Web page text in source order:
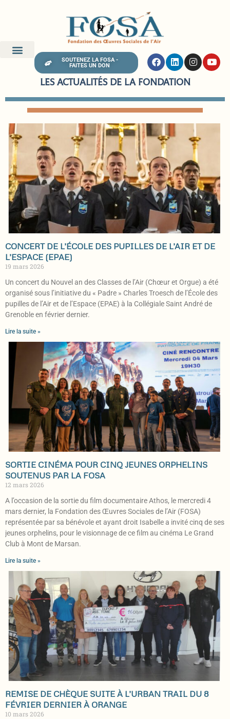
SOUTENEZ LA FOSA -
FAITES UN DON
LES ACTUALITÉS DE LA FONDATION
CONCERT DE L’ÉCOLE DES PUPILLES DE L’AIR ET DE
L’ESPACE (EPAE)
19 mars 2026
Un concert du Nouvel an des Classes de l’Air (Chœur et Orgue) a été
organisé sous l’initiative du « Padre » Charles Troesch de l’École des
pupilles de l’Air et de l’Espace (EPAE) à la Collégiale Saint André de
Grenoble en février dernier.
Lire la suite »
SORTIE CINÉMA POUR CINQ JEUNES ORPHELINS
SOUTENUS PAR LA FOSA
12 mars 2026
A l’occasion de la sortie du film documentaire Athos, le mercredi 4
mars dernier, la Fondation des Œuvres Sociales de l’Air (FOSA)
représentée par sa bénévole et ayant droit Isabelle a invité cinq de ses
jeunes orphelins, pour le visionnage de ce film au cinéma Le Grand
Club à Mont de Marsan.
Lire la suite »
REMISE DE CHÈQUE SUITE À L’URBAN TRAIL DU 8
FÉVRIER DERNIER À ORANGE
10 mars 2026